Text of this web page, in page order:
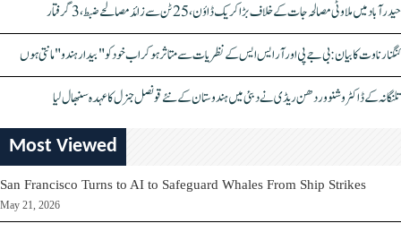
حیدرآباد میں ملاوٹی مصالحہ جات کے خلاف بڑا کریک ڈاؤن، 25 ٹن سے زائد مصالحے ضبط، 3 گرفتار
کنگنا رناوت کا بیان: بی جے پی اور آر ایس ایس کے نظریات سے متاثر ہو کر اب خود کو "بیدار ہندو" مانتی ہوں
تلنگانہ کے ڈاکٹر وشنو وردھن ریڈی نے دبئی میں ہندوستان کے نئے قونصل جنرل کا عہدہ سنبھال لیا
Most Viewed
San Francisco Turns to AI to Safeguard Whales From Ship Strikes
May 21, 2026